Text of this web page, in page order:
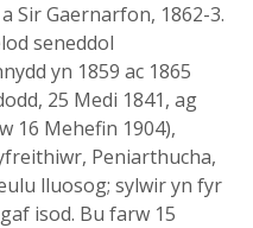
Sir Gaernarfon, 1862-3.
seneddol
yn 1859 ac 1865
25 Medi 1841, ag
16 Mehefin 1904),
Peniarthucha,
lluosog; sylwir yn fyr
isod. Bu farw 15